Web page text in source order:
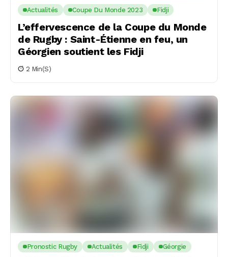
Actualités Coupe Du Monde 2023 Fidji
L’effervescence de la Coupe du Monde
de Rugby : Saint-Étienne en feu, un
Géorgien soutient les Fidji
2 Min(s)
Pronostic Rugby Actualités Fidji Géorgie